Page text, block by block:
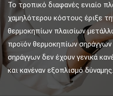
Το τροπικό διαφανές ενιαίο
χαμηλότερου κόστους έριξε
θερμοκηπίων πλαισίων
προϊόν θερμοκηπίων
σηράγγων δεν έχουν γενικά
και κανέναν εξοπλισμό